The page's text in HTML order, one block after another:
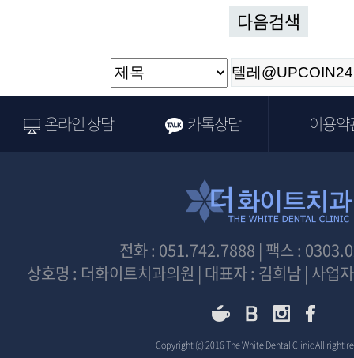
다음검색
온라인 상담 카톡상담 이용약
전화 : 051.742.7888 | 팩스 :
상호명 : 더화이트치과의원 | 대표자 : 김희남 | 사
Copyright (c) 2016 The White Dental Clinic All right